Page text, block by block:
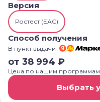
Версия
Ростест (ЕАС)
Способ получения
В пункт выдачи
от 38 994 ₽
Цена по нашим программам
Выбрать